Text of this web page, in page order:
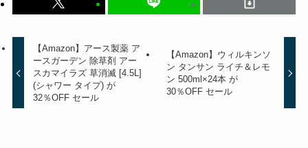
【Amazon】アース製薬 ア
ースガーデン 除草剤 アー
スカマイラズ 草消滅 [4.5L]
(シャワー タイプ) が
32％OFF セール
【Amazon】ウィルキンソ
ン タンサン ライチ＆レモ
ン 500ml×24本 が
30％OFF セール